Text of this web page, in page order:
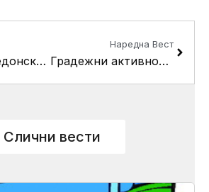
Првиот македонски филм за деца „Стела“ вечерва на “Кино на отворено” во Кисела Вода
Наредна Вест
Градежни активности во Пинтија, санација на улицата “Саса”
Слични вести